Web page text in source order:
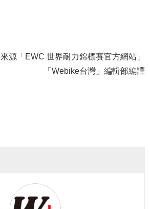
源「EWC 世界耐力錦標賽官方網站」
「Webike台灣」編輯部編譯